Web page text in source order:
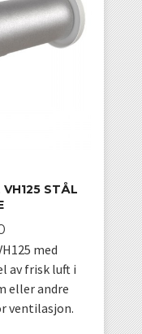
VH125 STÅL
med
av frisk luft i
eller andre
ventilasjon.